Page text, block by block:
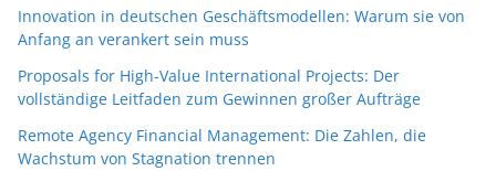
Innovation in deutschen Geschäftsmodellen: Warum sie von
Anfang an verankert sein muss
Proposals for High-Value International Projects: Der
vollständige Leitfaden zum Gewinnen großer Aufträge
Remote Agency Financial Management: Die Zahlen, die
Wachstum von Stagnation trennen